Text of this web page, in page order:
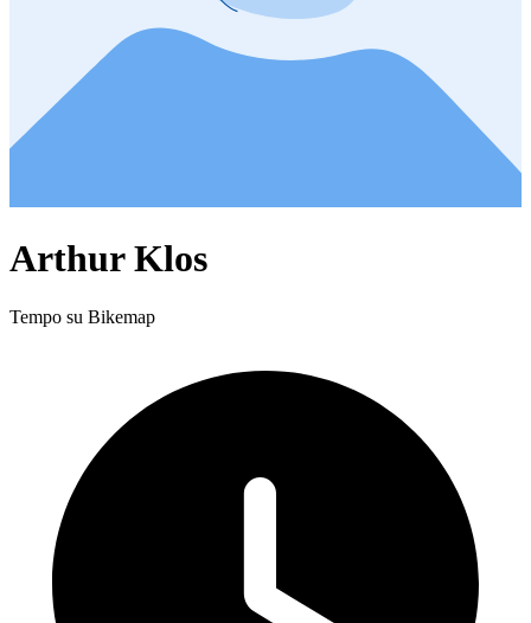
Arthur Klos
Tempo su Bikemap